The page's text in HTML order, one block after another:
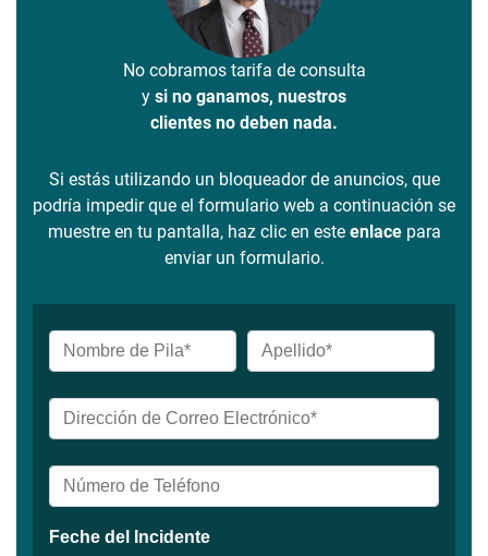
No cobramos tarifa de consulta
y si no ganamos, nuestros
clientes no deben nada.
Si estás utilizando un bloqueador de anuncios, que
podría impedir que el formulario web a continuación se
muestre en tu pantalla, haz clic en este enlacepara
enviar un formulario.